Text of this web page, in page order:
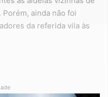
ainda não foi
da referida vila às